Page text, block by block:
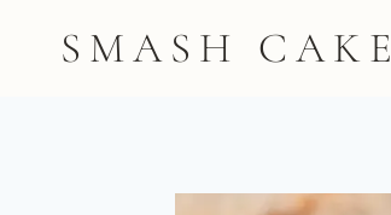
SMASH CAKE